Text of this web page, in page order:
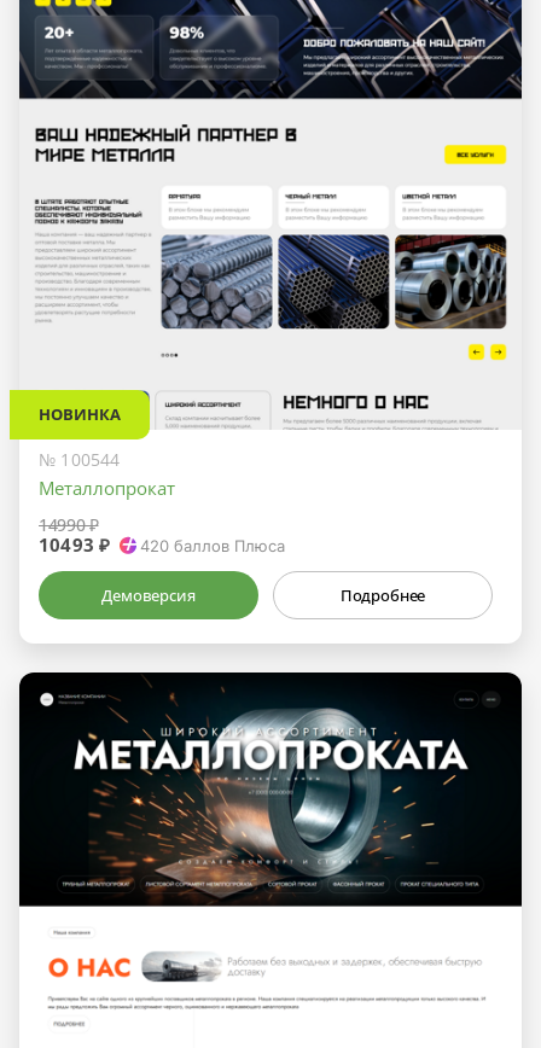
НОВИНКА
№ 100544
Металлопрокат
14990 ₽
10493 ₽ 420 баллов Плюса
Демоверсия Подробнее